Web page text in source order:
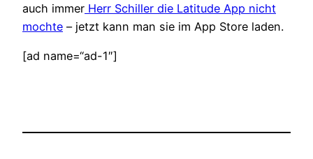
auch immer Herr Schiller die Latitude App nicht
mochte – jetzt kann man sie im App Store laden.
[ad name=“ad-1″]